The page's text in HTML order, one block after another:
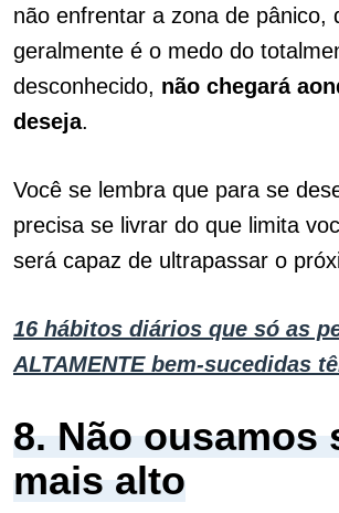
não enfrentar a zona de pânico,
geralmente é o medo do
desconhecido, não chegará
deseja.
Você se lembra que para se
precisa se livrar do que limita
será capaz de ultrapassar o
16 hábitos diários que só as
ALTAMENTE bem-sucedidas
8. Não ousamos
mais alto